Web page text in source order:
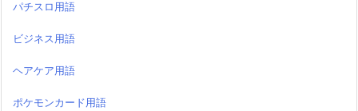
パチスロ用語
ビジネス用語
ヘアケア用語
ポケモンカード用語